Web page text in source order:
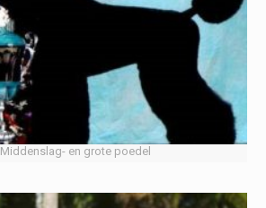
Middenslag- en grote poedel